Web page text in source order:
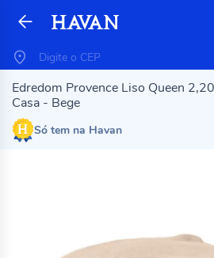
Edredom Provence Liso Queen
Casa - Bege
Só tem na Havan